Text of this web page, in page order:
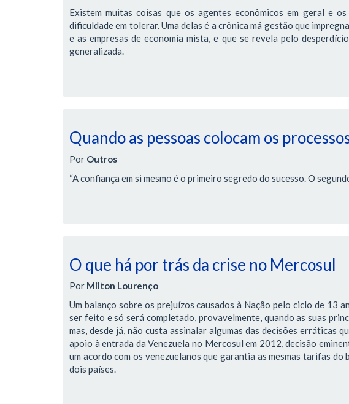
Existem muitas coisas que os agentes econômicos em geral e
dificuldade em tolerar. Uma delas é a crônica má gestão que
e as empresas de economia mista, e que se revela pelo
generalizada.
Quando as pessoas colocam os
Por Outros
“A confiança em si mesmo é o primeiro segredo do sucesso. O
O que há por trás da crise no Mercosul
Por Milton Lourenço
Um balanço sobre os prejuízos causados à Nação pelo ciclo de 13
ser feito e só será completado, provavelmente, quando as suas
mas, desde já, não custa assinalar algumas das decisões erráticas
apoio à entrada da Venezuela no Mercosul em 2012, decisão
um acordo com os venezuelanos que garantia as mesmas tarifas
dois países.